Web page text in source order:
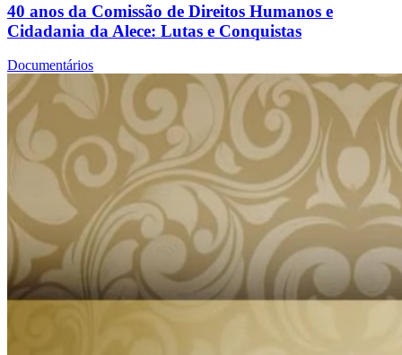
40 anos da Comissão de Direitos Humanos e
Cidadania da Alece: Lutas e Conquistas
Documentários